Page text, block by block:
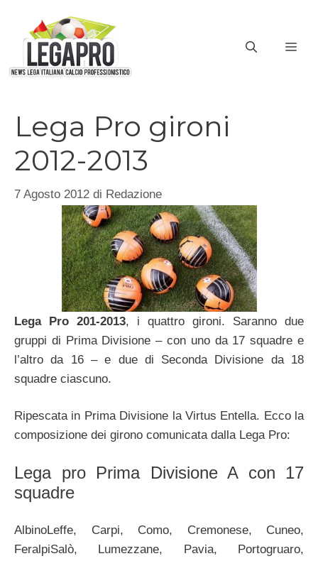
contenuto
Lega Pro gironi
2012-2013
7 Agosto 2012 di Redazione
Lega Pro 201-2013, i quattro gironi. Saranno due
gruppi di Prima Divisione – con uno da 17 squadre e
l’altro da 16 – e due di Seconda Divisione da 18
squadre ciascuno.
Ripescata in Prima Divisione la Virtus Entella. Ecco la
composizione dei girono comunicata dalla Lega Pro:
Lega pro Prima Divisione A con 17
squadre
AlbinoLeffe, Carpi, Como, Cremonese, Cuneo,
FeralpiSalò, Lumezzane, Pavia, Portogruaro,